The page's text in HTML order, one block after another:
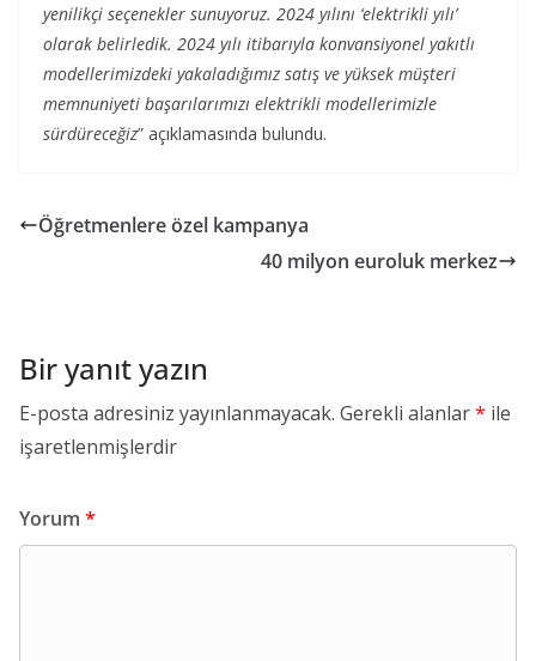
yenilikçi seçenekler sunuyoruz. 2024 yılını ‘elektrikli yılı’
olarak belirledik. 2024 yılı itibarıyla konvansiyonel yakıtlı
modellerimizdeki yakaladığımız satış ve yüksek müşteri
memnuniyeti başarılarımızı elektrikli modellerimizle
sürdüreceğiz” açıklamasında bulundu.
Öğretmenlere özel kampanya
40 milyon euroluk merkez
Bir yanıt yazın
E-posta adresiniz yayınlanmayacak. Gerekli alanlar* ile
işaretlenmişlerdir
Yorum *